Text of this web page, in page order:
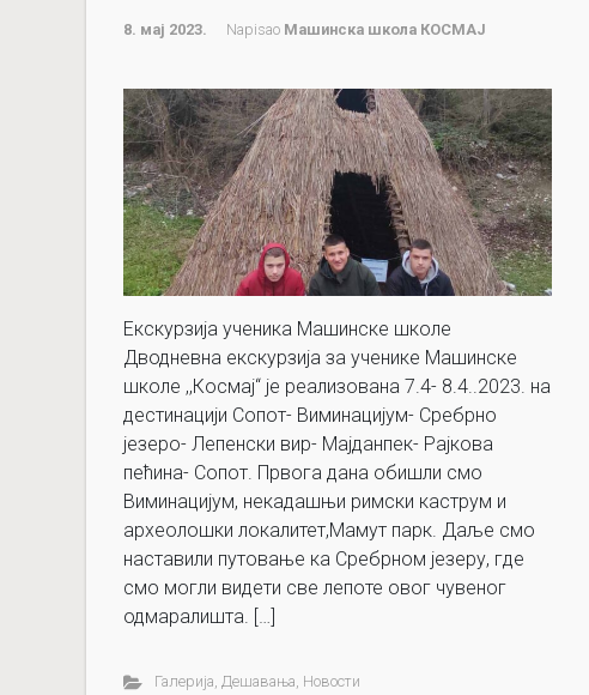
8. мај 2023. Napisao Машинска школа КОСМАЈ
Екскурзија ученика Машинске школе
Дводневна екскурзија за ученике Машинске
школе ,,Космај“ је реализована 7.4- 8.4..2023. на
дестинацији Сопот- Виминацијум- Сребрно
језеро- Лепенски вир- Мајданпек- Рајкова
пећина- Сопот. Првога дана обишли смо
Виминацијум, некадашњи римски каструм и
археолошки локалитет,Мамут парк. Даље смо
наставили путовање ка Сребрном језеру, где
смо могли видети све лепоте овог чувеног
одмаралишта. […]
Галерија, Дешавања, Новости